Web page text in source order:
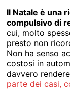
Il Natale è una
compulsivo di
cui, molto
presto non
Non ha senso
costosi in
davvero
parte dei casi,